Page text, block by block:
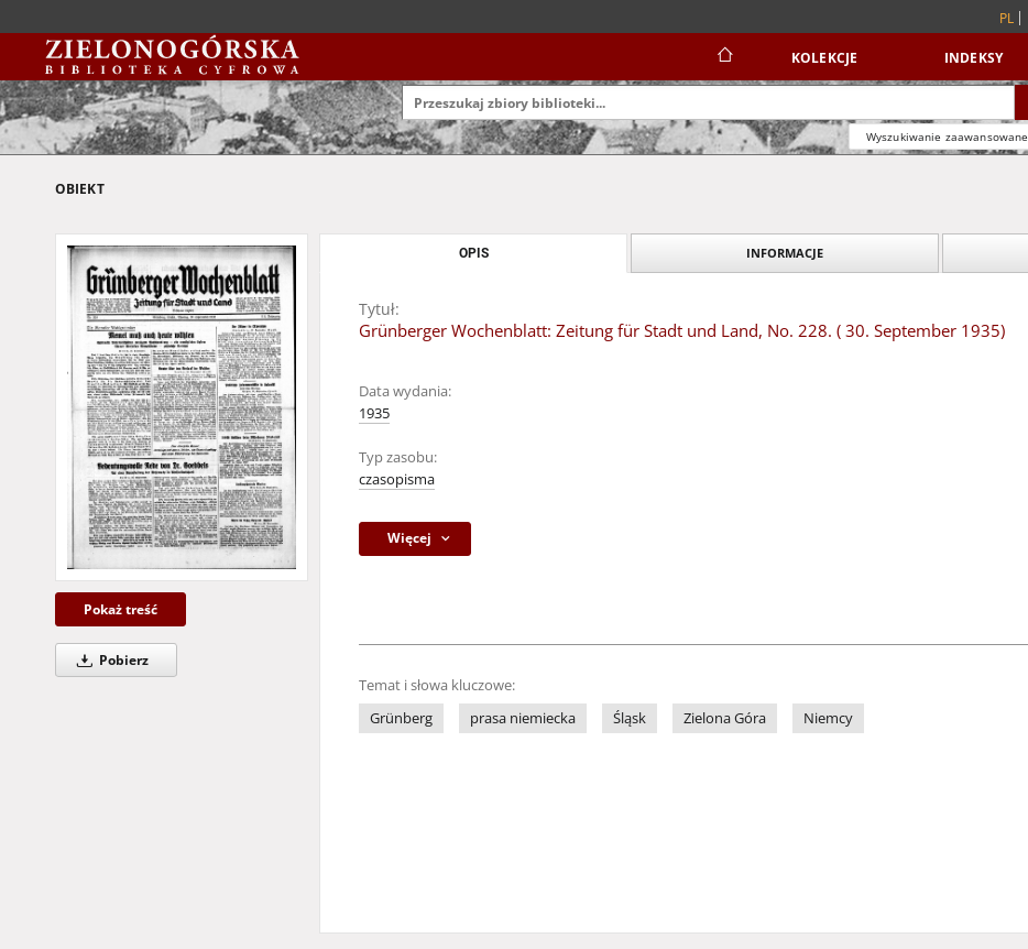
PL
KOLEKCJE INDEKSY
Wyszukiwanie zaawansowane
OBIEKT
Pokaż treść
Pobierz
OPIS INFORMACJE
Tytuł:
Grünberger Wochenblatt: Zeitung für Stadt und Land, No. 228. ( 30. September 1935)
Data wydania:
1935
Typ zasobu:
czasopisma
Więcej
Temat i słowa kluczowe:
Grünberg
prasa niemiecka Śląsk Zielona Góra Niemcy